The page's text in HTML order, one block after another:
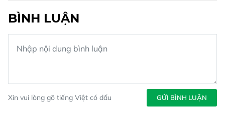
BÌNH LUẬN
Xin vui lòng gõ tiếng Việt có dấu GỬI BÌNH LUẬN